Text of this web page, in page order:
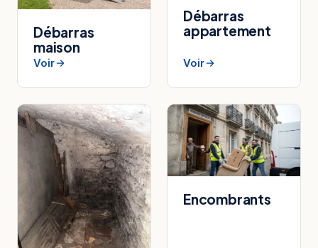
Débarras
maison
Voir
Débarras
appartement
Voir
Encombrants